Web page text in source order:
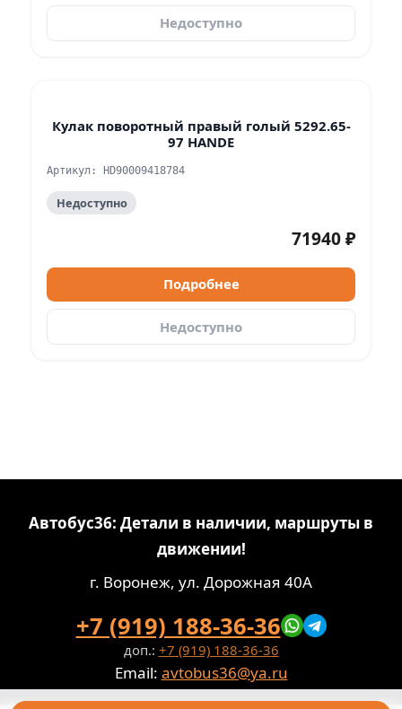
Недоступно
Кулак поворотный правый голый 5292.65-
97 HANDE
Артикул: HD90009418784
Недоступно
71940 ₽
Подробнее
Недоступно
Автобус36: Детали в наличии, маршруты в
движении!
г. Воронеж, ул. Дорожная 40А
+7 (919) 188-36-36
доп.: +7 (919) 188-36-36
Email: avtobus36@ya.ru